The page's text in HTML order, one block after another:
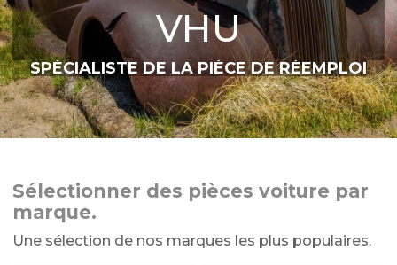
VHU
SPÉCIALISTE DE LA PIÈCE DE RÉEMPLOI
Sélectionner des pièces voiture par
marque.
Une sélection de nos marques les plus populaires.